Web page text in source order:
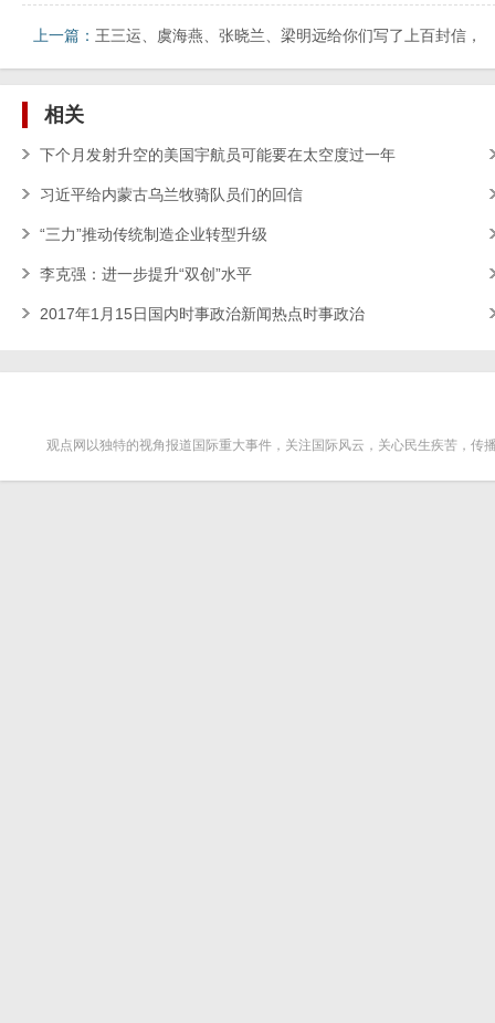
上一篇： 王三运、虞海燕、张晓兰、梁明远给你们写了上百封信，
却没影了
相关
下个月发射升空的美国宇航员可能要在太空度过一年
习近平给内蒙古乌兰牧骑队员们的回信
“三力”推动传统制造企业转型升级
李克强：进一步提升“双创”水平
2017年1月15日国内时事政治新闻热点时事政治
观点网以独特的视角报道国际重大事件，关注国际风云，关心民生疾苦，